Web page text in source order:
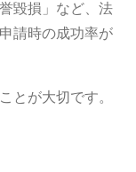
毀損」など、法
請時の成功率が
とが大切です。